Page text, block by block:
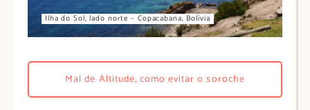
Ilha do Sol, lado norte – Copacabana, Bolívia
Mal de Altitude, como evitar o soroche